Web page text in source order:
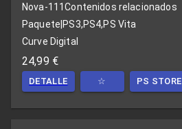
Nova-111Contenidos relacionados
Paquete PS3,PS4,PS Vita
Curve Digital
24,99 €
DETALLE ☆ PS STORE